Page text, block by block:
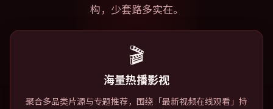
构，少套路多实在。
🎬
海量热播影视
聚合多品类片源与专题推荐，围绕「最新视频在线观看」持